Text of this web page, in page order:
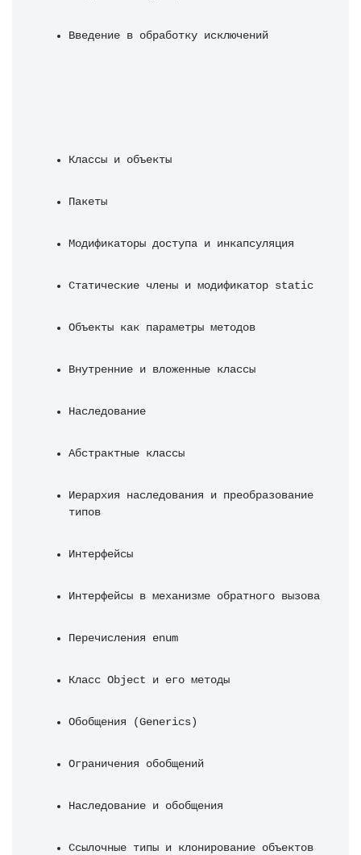
Введение в обработку исключений
Классы и объекты
Пакеты
Модификаторы доступа и инкапсуляция
Статические члены и модификатор static
Объекты как параметры методов
Внутренние и вложенные классы
Наследование
Абстрактные классы
Иерархия наследования и преобразование
типов
Интерфейсы
Интерфейсы в механизме обратного вызова
Перечисления enum
Класс Object и его методы
Обобщения (Generics)
Ограничения обобщений
Наследование и обобщения
Ссылочные типы и клонирование объектов